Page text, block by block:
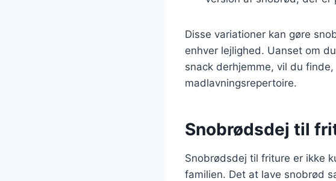
Disse variationer kan gøre
enhver lejlighed. Uanset om
snack derhjemme, vil du
madlavningsrepertoire.
Snobrødsdej til
Snobrødsdej til friture er ikke
familien. Det at lave snobrød